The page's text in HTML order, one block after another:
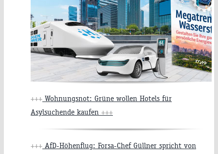
+++ Wohnungsnot: Grüne wollen Hotels für
Asylsuchende kaufen +++
+++ AfD-Höhenflug: Forsa-Chef Güllner spricht von